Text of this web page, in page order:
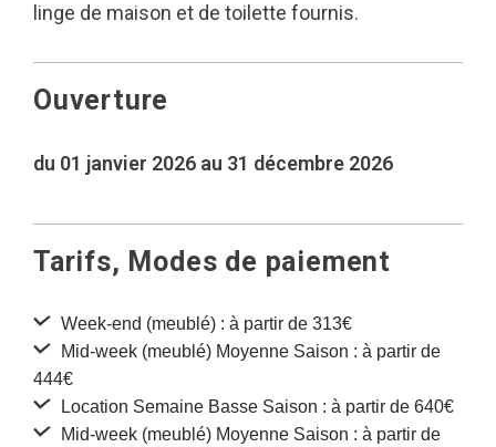
linge de maison et de toilette fournis.
Ouverture
du 01 janvier 2026 au 31 décembre 2026
Tarifs, Modes de paiement
Week-end (meublé) : à partir de 313€
Mid-week (meublé) Moyenne Saison : à partir de
444€
Location Semaine Basse Saison : à partir de 640€
Mid-week (meublé) Moyenne Saison : à partir de